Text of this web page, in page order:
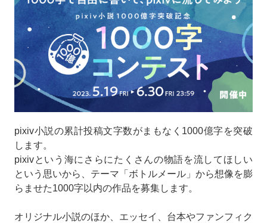
pixiv小説の累計投稿文字数がまもなく1000億字を突破
します。
pixivという海にさらにたくさんの物語を流してほしい
という思いから、テーマ「ボトルメール」から想像を膨
らませた1000字以内の作品を募集します。
オリジナル小説のほか、エッセイ、台本やファンフィク